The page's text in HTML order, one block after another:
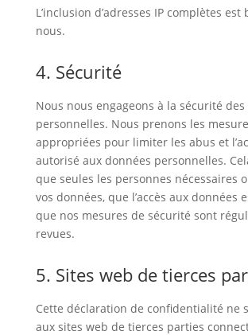
L’inclusion d’adresses IP complètes
nous.
4. Sécurité
Nous nous engageons à la sécurité
personnelles. Nous prenons les
appropriées pour limiter les abus et
autorisé aux données personnelles.
que seules les personnes nécessaires
vos données, que l’accès aux données
que nos mesures de sécurité sont
revues.
5. Sites web de tierces
Cette déclaration de confidentialité ne
aux sites web de tierces parties